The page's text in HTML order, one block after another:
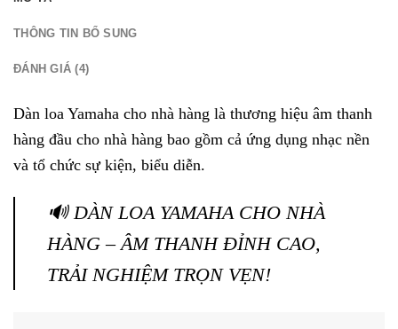
THÔNG TIN BỔ SUNG
ĐÁNH GIÁ (4)
Dàn loa Yamaha cho nhà hàng là thương hiệu âm thanh
hàng đầu cho nhà hàng bao gồm cả ứng dụng nhạc nền
và tổ chức sự kiện, biểu diễn.
🔊 DÀN LOA YAMAHA CHO NHÀ
HÀNG – ÂM THANH ĐỈNH CAO,
TRẢI NGHIỆM TRỌN VẸN!